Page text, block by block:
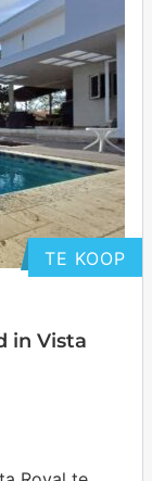
TE KOOP
in Vista